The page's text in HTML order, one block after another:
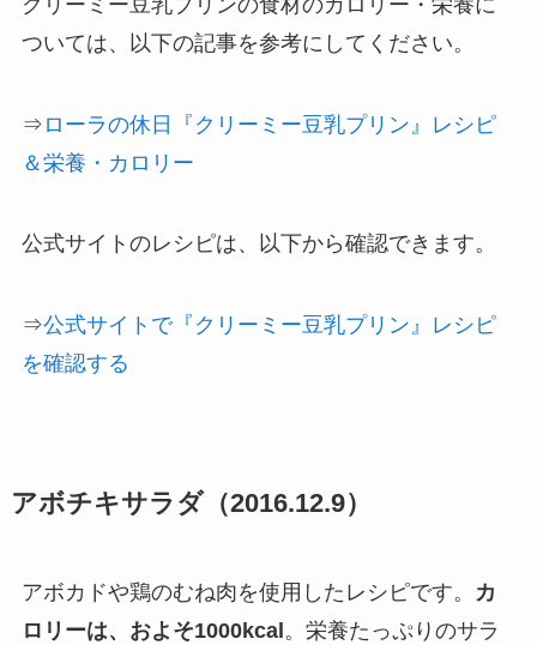
ついては、以下の記事を参考にしてください。
⇒ ローラの休日『クリーミー豆乳プリン』レシピ
＆栄養・カロリー
公式サイトのレシピは、以下から確認できます。
⇒公式サイトで『クリーミー豆乳プリン』レシピ
を確認する
アボチキサラダ（2016.12.9）
アボカドや鶏のむね肉を使用したレシピです。
カ
ロリーは、およそ1000kcal 。栄養たっぷりのサラ